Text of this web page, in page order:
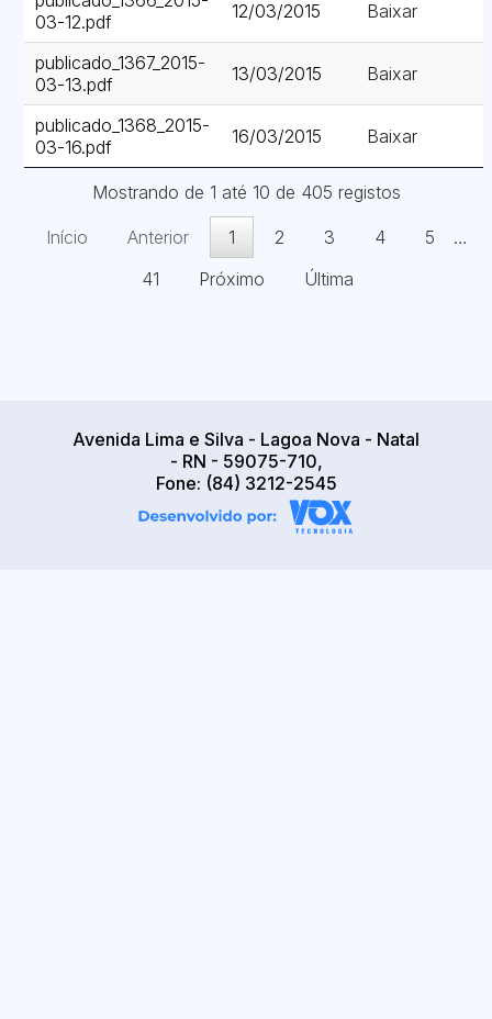
03-12.pdf
12/03/2015 Baixar
publicado_1367_2015-
03-13.pdf
13/03/2015 Baixar
publicado_1368_2015-
03-16.pdf
16/03/2015 Baixar
Mostrando de 1 até 10 de 405 registos
Início Anterior 1 2 3 4 5
…
41
Próximo Última
Avenida Lima e Silva - Lagoa Nova - Natal
- RN - 59075-710,
Fone: (84) 3212-2545